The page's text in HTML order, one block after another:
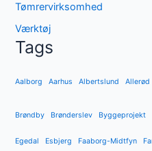
Tømrervirksomhed
Værktøj
Tags
Aalborg Aarhus Albertslund Allerød
Brøndby Brønderslev Byggeprojekt
Egedal Esbjerg Faaborg-Midtfyn